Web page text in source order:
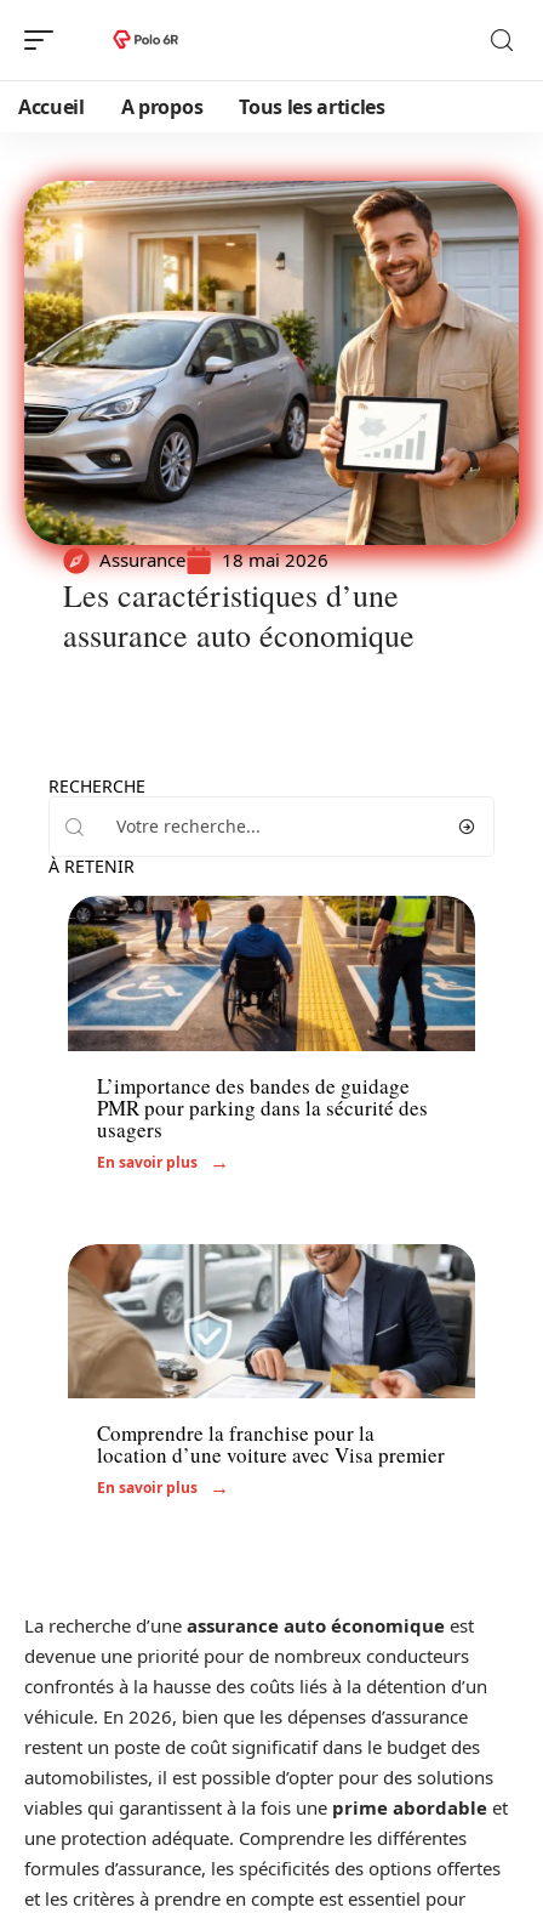
Accueil A propos Tous les articles
Assurance 18 mai 2026
Les caractéristiques d’une
assurance auto économique
RECHERCHE
À RETENIR
Transport
L’importance des bandes de guidage
PMR pour parking dans la sécurité des
usagers
En savoir plus
Transport
Comprendre la franchise pour la
location d’une voiture avec Visa premier
En savoir plus
La recherche d’une assurance auto économique est
devenue une priorité pour de nombreux conducteurs
confrontés à la hausse des coûts liés à la détention d’un
véhicule. En 2026, bien que les dépenses d’assurance
restent un poste de coût significatif dans le budget des
automobilistes, il est possible d’opter pour des solutions
viables qui garantissent à la fois une prime abordable et
une protection adéquate. Comprendre les différentes
formules d’assurance, les spécificités des options offertes
et les critères à prendre en compte est essentiel pour